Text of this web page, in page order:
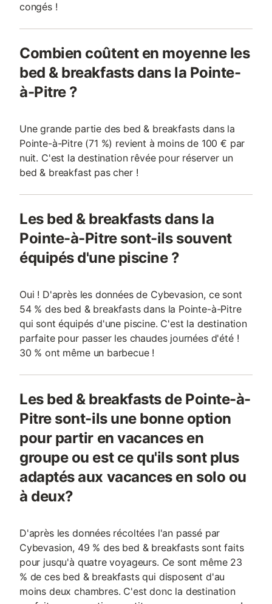
congés !
Combien coûtent en moyenne les
bed & breakfasts dans la Pointe-
à-Pitre ?
Une grande partie des bed & breakfasts dans la
Pointe-à-Pitre (71 %) revient à moins de 100 € par
nuit. C'est la destination rêvée pour réserver un
bed & breakfast pas cher !
Les bed & breakfasts dans la
Pointe-à-Pitre sont-ils souvent
équipés d'une piscine ?
Oui ! D'après les données de Cybevasion, ce sont
54 % des bed & breakfasts dans la Pointe-à-Pitre
qui sont équipés d'une piscine. C'est la destination
parfaite pour passer les chaudes journées d'été !
30 % ont même un barbecue !
Les bed & breakfasts de Pointe-à-
Pitre sont-ils une bonne option
pour partir en vacances en
groupe ou est ce qu'ils sont plus
adaptés aux vacances en solo ou
à deux?
D'après les données récoltées l'an passé par
Cybevasion, 49 % des bed & breakfasts sont faits
pour jusqu'à quatre voyageurs. Ce sont même 23
% de ces bed & breakfasts qui disposent d'au
moins deux chambres. C'est donc la destination